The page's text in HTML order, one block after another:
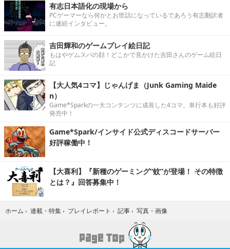
有志日本語化の現場から
PCゲーマーなら何かとお世話になっているであろう有志翻訳者
に連続インタビュー。
吉田輝和のゲームプレイ絵日記
もはやゲムスパの顔！どこかで見かけた吉田さんのゲーム絵日
記
【大人気4コマ】じゃんげま（Junk Gaming Maide
n）
Game*Sparkの一大コンテンツに成長した4コマ。単行本も好評
発売中！
Game*Spark/インサイド公式ディスコードサーバー
好評稼働中！
【大喜利】『新種のゲーミング“蚊”が登場！ その特徴
とは？』回答募集中！
ホーム › 連載・特集 › プレイレポート › 記事 › 写真・画像